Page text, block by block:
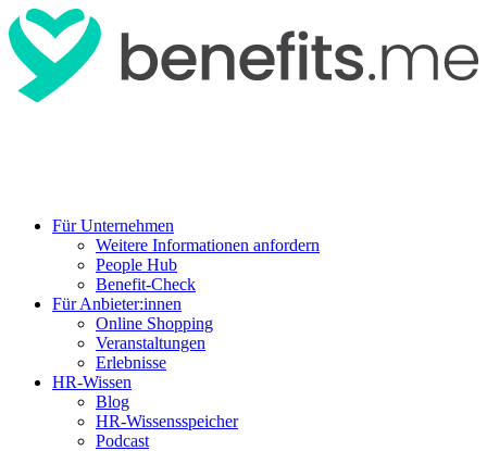
Für Unternehmen
Weitere Informationen anfordern
People Hub
Benefit-Check
Für Anbieter:innen
Online Shopping
Veranstaltungen
Erlebnisse
HR-Wissen
Blog
HR-Wissensspeicher
Podcast